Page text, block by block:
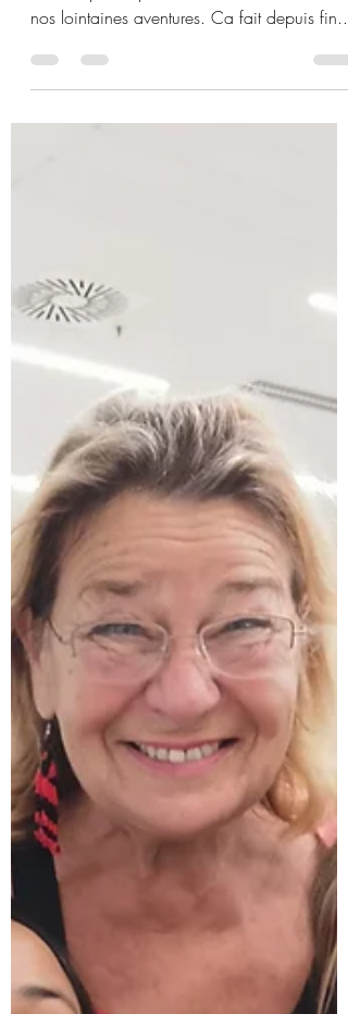
Après quelques mois de silence, je prends
enfin la plume pour donner des nouvelles de